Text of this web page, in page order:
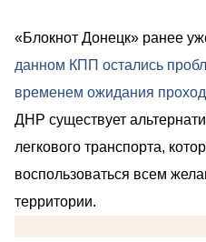
«Блокнот Донецк» ранее
данном КПП остались
временем ожидания
ДНР существует
легкового транспорта,
воспользоваться всем
территории.